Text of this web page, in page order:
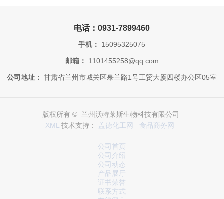
电话：0931-7899460
手机： 15095325075
邮箱： 1101455258@qq.com
公司地址： 甘肃省兰州市城关区皋兰路1号工贸大厦四楼办公区05室
版权所有 © 兰州沃特莱斯生物科技有限公司
XML 技术支持： 盖德化工网 食品商务网
公司首页
公司介绍
公司动态
产品展厅
证书荣誉
联系方式